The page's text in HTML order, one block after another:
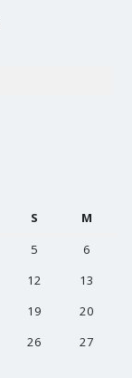
S
M
5
6
12
13
19
20
26
27